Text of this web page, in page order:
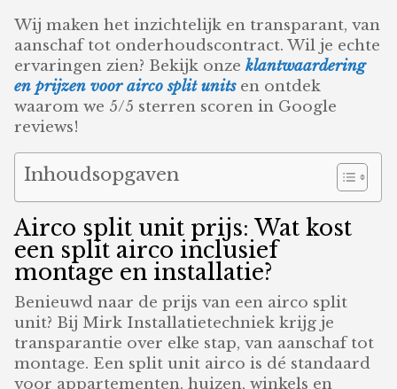
Wij maken het inzichtelijk en transparant, van
aanschaf tot onderhoudscontract. Wil je echte
ervaringen zien? Bekijk onzeklantwaardering
en prijzen voor airco split unitsen ontdek
waarom we 5/5 sterren scoren in Google
reviews!
Inhoudsopgaven
Airco split unit prijs: Wat kost
een split airco inclusief
montage en installatie?
Benieuwd naar de prijs van een airco split
unit? Bij Mirk Installatietechniek krijg je
transparantie over elke stap, van aanschaf tot
montage. Een split unit airco is dé standaard
voor appartementen, huizen, winkels en